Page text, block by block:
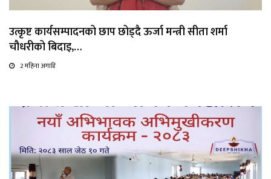
उत्कृष्ट कार्यसम्पादनको छाप छोड्दै ऊर्जा मन्त्री सीता शर्मा
चौधरीको बिदाइ,…
2 महिना अगाडि